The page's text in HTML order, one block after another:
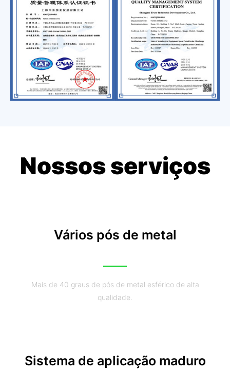
Nossos serviços
Vários pós de metal
Mais de 40 graus de pós de metal esférico de alta
qualidade.
Sistema de aplicação maduro